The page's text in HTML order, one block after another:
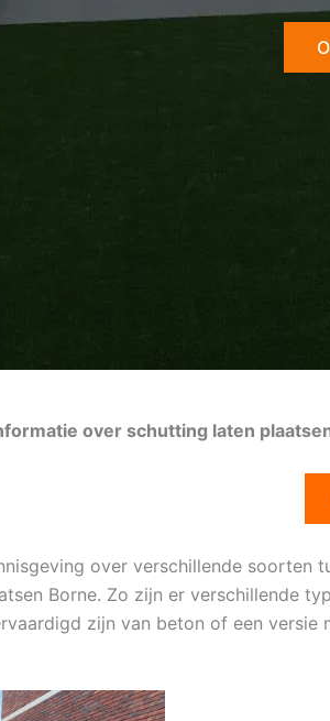
over schutting laten
over verschillende
Borne. Zo zijn er verschillende
zijn van beton of een versie